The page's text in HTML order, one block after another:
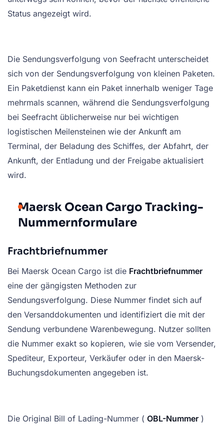
Status angezeigt wird.
Die Sendungsverfolgung von Seefracht unterscheidet
sich von der Sendungsverfolgung von kleinen Paketen.
Ein Paketdienst kann ein Paket innerhalb weniger Tage
mehrmals scannen, während die Sendungsverfolgung
bei Seefracht üblicherweise nur bei wichtigen
logistischen Meilensteinen wie der Ankunft am
Terminal, der Beladung des Schiffes, der Abfahrt, der
Ankunft, der Entladung und der Freigabe aktualisiert
wird.
Maersk Ocean Cargo Tracking-
Nummernformulare
Frachtbriefnummer
Bei Maersk Ocean Cargo ist die Frachtbriefnummer
eine der gängigsten Methoden zur
Sendungsverfolgung. Diese Nummer findet sich auf
den Versanddokumenten und identifiziert die mit der
Sendung verbundene Warenbewegung. Nutzer sollten
die Nummer exakt so kopieren, wie sie vom Versender,
Spediteur, Exporteur, Verkäufer oder in den Maersk-
Buchungsdokumenten angegeben ist.
Die Original Bill of Lading-Nummer ( OBL-Nummer )